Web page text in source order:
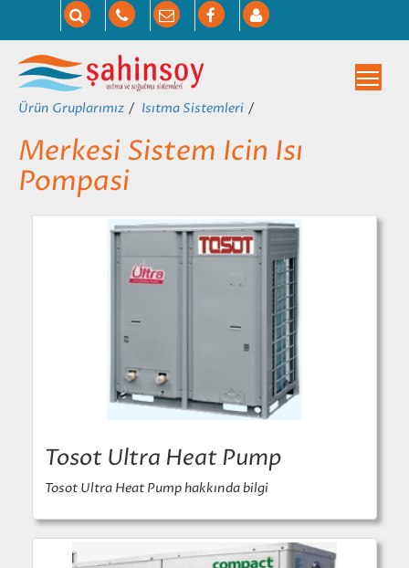
Ürün Gruplarımız Isıtma Sistemleri
Merkesi Sistem Icin Isı
Pompasi
Tosot Ultra Heat Pump
Tosot Ultra Heat Pump hakkında bilgi